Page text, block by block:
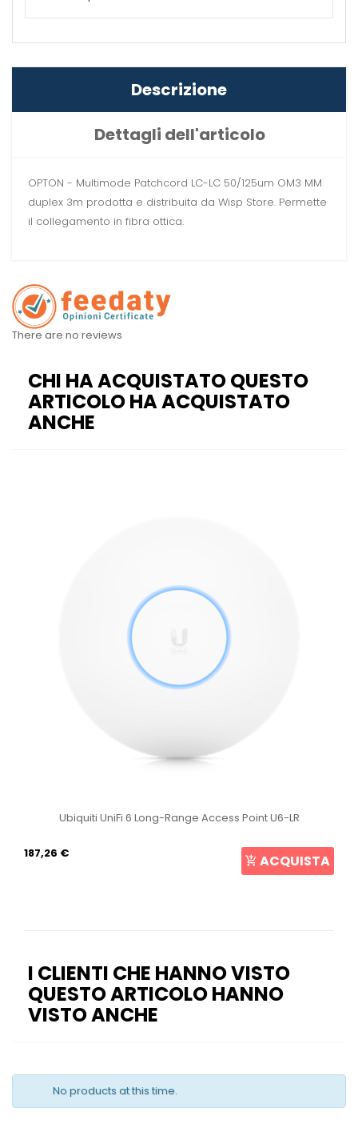
Descrizione
Dettagli dell'articolo
OPTON - Multimode Patchcord LC-LC 50/125um OM3 MM
duplex 3m prodotta e distribuita da Wisp Store. Permette
il collegamento in fibra ottica.
There are no reviews
CHI HA ACQUISTATO QUESTO
ARTICOLO HA ACQUISTATO
ANCHE
Ubiquiti UniFi 6 Long-Range Access Point U6-LR
187,26 € ACQUISTA
I CLIENTI CHE HANNO VISTO
QUESTO ARTICOLO HANNO
VISTO ANCHE
No products at this time.